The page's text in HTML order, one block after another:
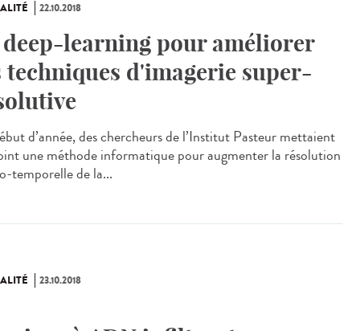
22.10.2018
deep-learning pour améliorer
techniques d'imagerie super-
d’année, des chercheurs de l’Institut Pasteur mettaient
une méthode informatique pour augmenter la résolution
temporelle de la...
23.10.2018